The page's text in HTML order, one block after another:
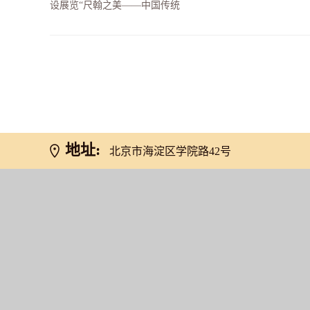
设展览“尺翰之美——中国传统
地址:
北京市海淀区学院路42号